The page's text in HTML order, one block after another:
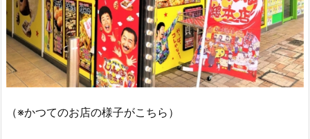
（※かつてのお店の様子がこちら）